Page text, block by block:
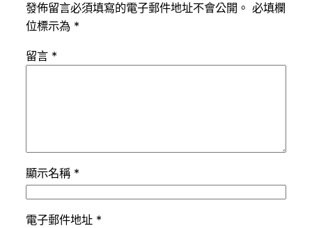
發佈留言必須填寫的電子郵件地址不會公開。 必填欄
位標示為 *
留言 *
顯示名稱 *
電子郵件地址 *